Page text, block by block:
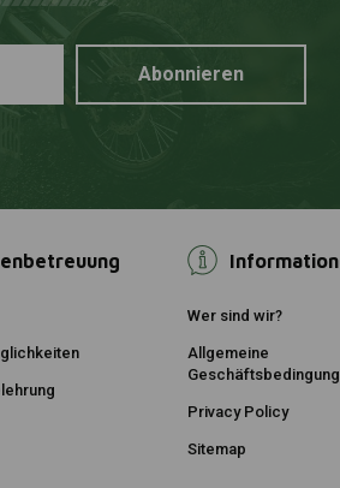
Abonnieren
Wer sind wir?
Allgemeine
Privacy Policy
Sitemap